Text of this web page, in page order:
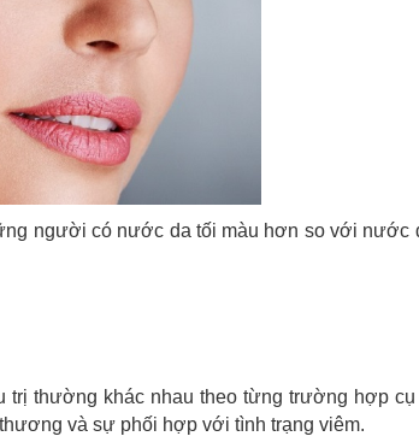
người có nước da tối màu hơn so với nước
thường khác nhau theo từng trường hợp cụ
và sự phối hợp với tình trạng viêm.